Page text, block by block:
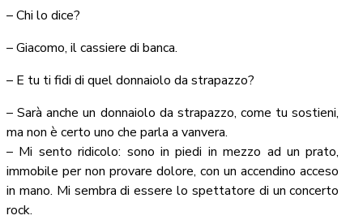
– Chi lo dice?
– Giacomo, il cassiere di banca.
– E tu ti fidi di quel donnaiolo da strapazzo?
– Sarà anche un donnaiolo da strapazzo, come tu sostieni,
ma non è certo uno che parla a vanvera.
– Mi sento ridicolo: sono in piedi in mezzo ad un prato,
immobile per non provare dolore, con un accendino acceso
in mano. Mi sembra di essere lo spettatore di un concerto
rock.